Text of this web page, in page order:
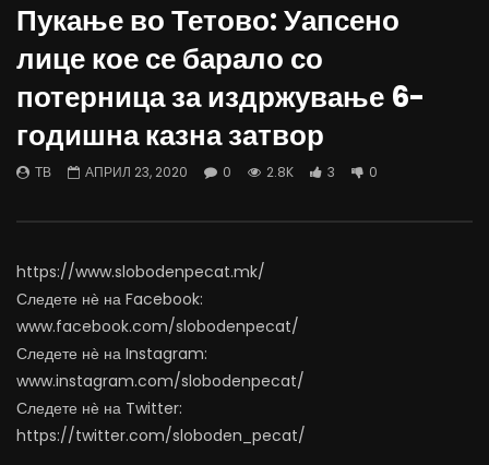
10:25
06.08.2026
АВГУСТ 6, 2026
0
1K 10 0
Протест на
Министерство за
Пукање во Тетово: Уапсено
лице кое се барало со
потерница за издржување 6-
годишна казна затвор
ТВ АПРИЛ 23, 2020 0 2.8K 3 0
https://www.slobodenpecat.mk/
Следете нѐ на Facebook:
www.facebook.com/slobodenpecat/
Следете нѐ на Instagram:
www.instagram.com/slobodenpecat/
Следете нѐ на Twitter:
https://twitter.com/sloboden_pecat/